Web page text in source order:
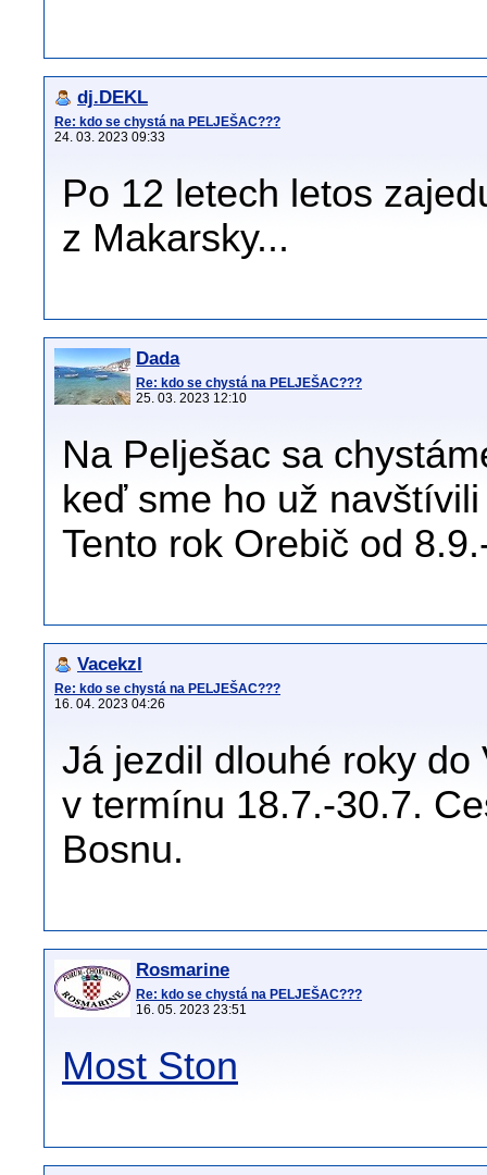
dj.DEKL
Re: kdo se chystá na PELJEŠAC???
24. 03. 2023 09:33
Po 12 letech letos
z Makarsky...
Dada
Re: kdo se chystá na PELJEŠAC???
25. 03. 2023 12:10
Na Pelješac sa
keď sme ho už
Tento rok Orebič od
Vacekzl
Re: kdo se chystá na PELJEŠAC???
16. 04. 2023 04:26
Já jezdil dlouhé roky
v termínu 18.7.-30.7.
Bosnu.
Rosmarine
Re: kdo se chystá na PELJEŠAC???
16. 05. 2023 23:51
Most Ston